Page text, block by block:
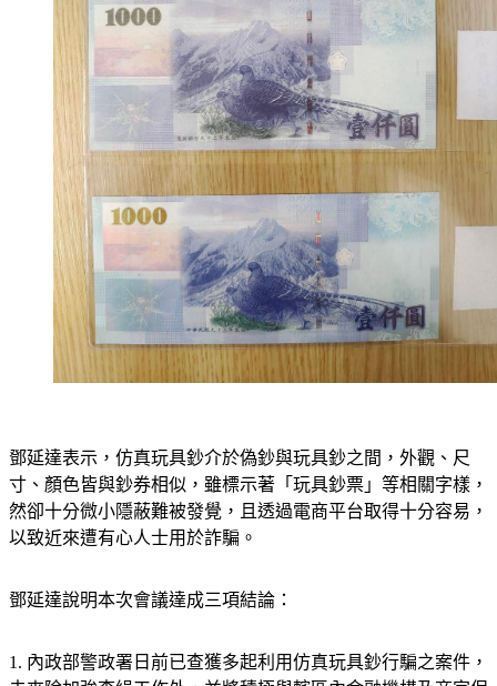
鄧延達表示，仿真玩具鈔介於偽鈔與玩具鈔之間，外觀、尺
寸、顏色皆與鈔券相似，雖標示著「玩具鈔票」等相關字樣，
然卻十分微小隱蔽難被發覺，且透過電商平台取得十分容易，
以致近來遭有心人士用於詐騙。
鄧延達說明本次會議達成三項結論：
1. 內政部警政署日前已查獲多起利用仿真玩具鈔行騙之案件，